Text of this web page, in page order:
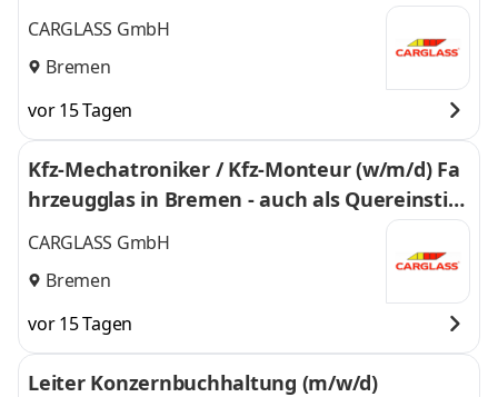
g - 129
CARGLASS GmbH
Bremen
vor 15 Tagen
Kfz-Mechatroniker / Kfz-Monteur (w/m/d) Fa
hrzeugglas in Bremen - auch als Quereinstie
g - 125
CARGLASS GmbH
Bremen
vor 15 Tagen
Leiter Konzernbuchhaltung (m/w/d)